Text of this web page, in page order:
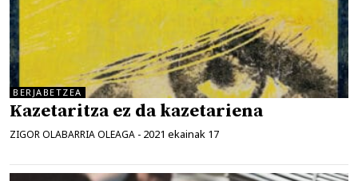
BERJABETZEA
Kazetaritza ez da kazetariena
ZIGOR OLABARRIA OLEAGA - 2021 ekainak 17